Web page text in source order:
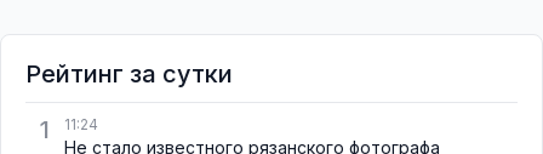
Рейтинг за сутки
1
11:24
Не стало известного рязанского фотографа